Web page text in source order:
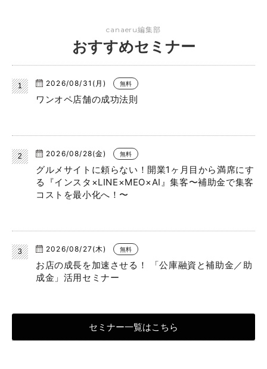
canaeru編集部
おすすめセミナー
2026/08/31(月) 無料
ワンオペ店舗の成功法則
2026/08/28(金) 無料
グルメサイトに頼らない！開業1ヶ月目から満席にす
る『インスタ×LINE×MEO×AI』集客〜補助金で集客
コストを最小化へ！〜
2026/08/27(木) 無料
お店の成長を加速させる！ 「公庫融資と補助金／助
成金」活用セミナー
セミナー一覧はこちら